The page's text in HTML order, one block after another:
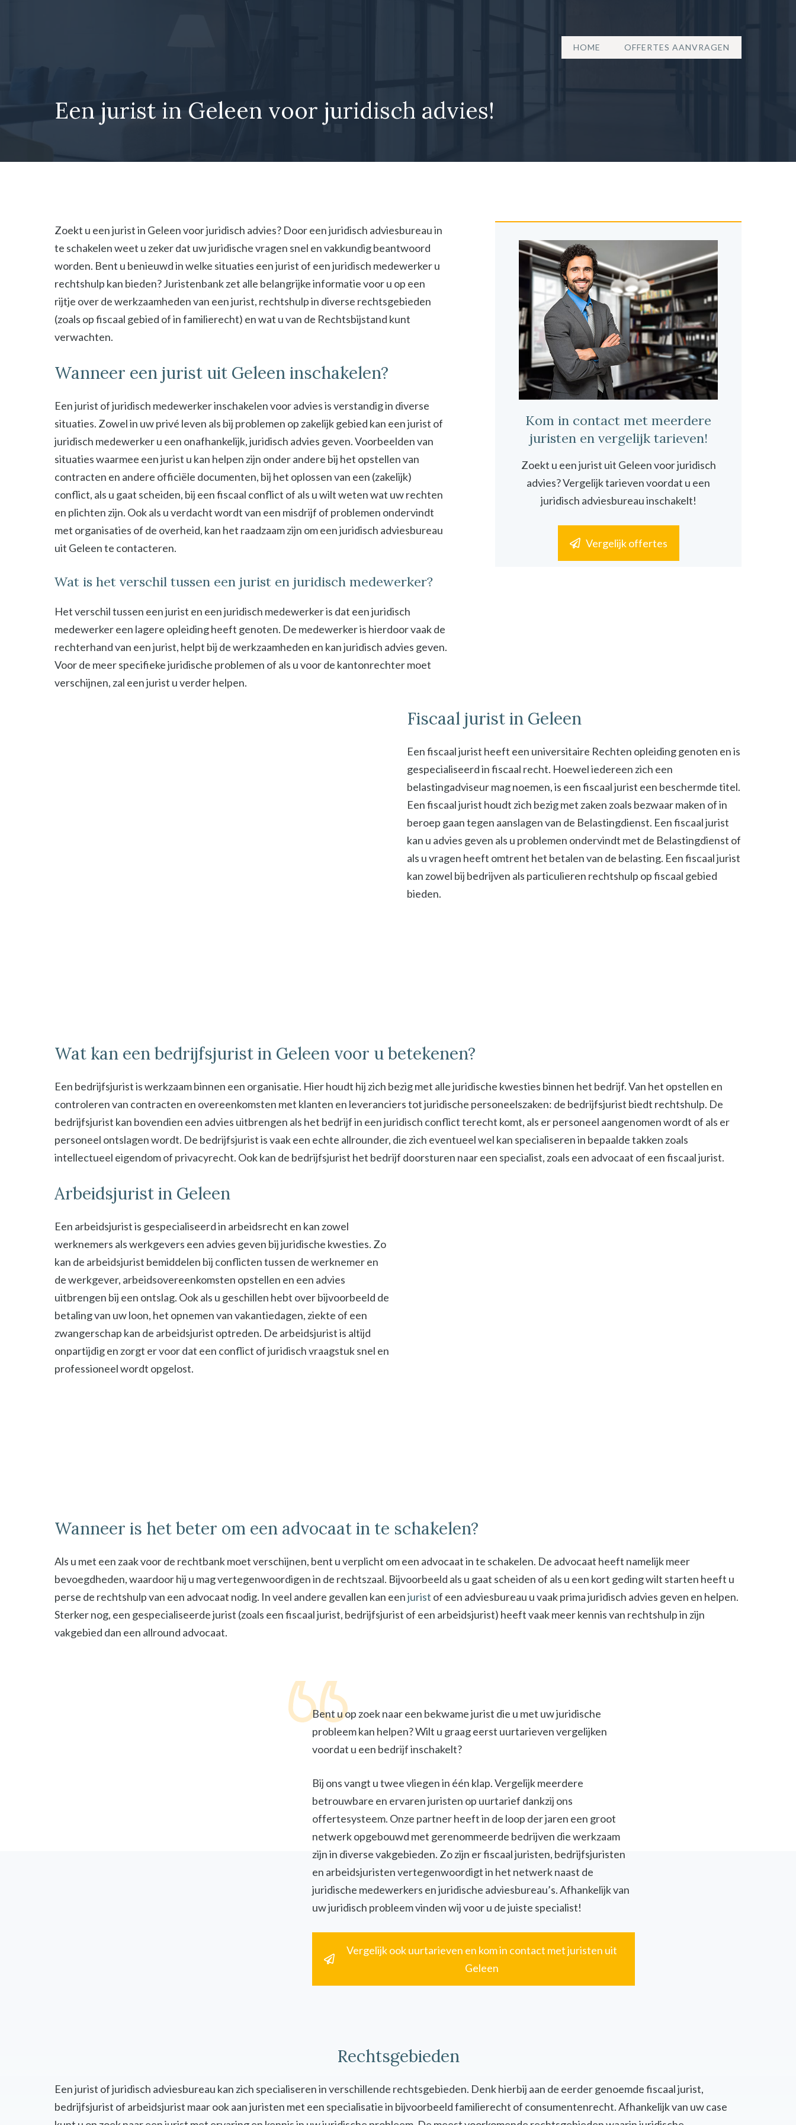
HOME OFFERTES AANVRAGEN
Een jurist in Geleen voor juridisch advies!
Zoekt u een jurist in Geleen voor juridisch advies? Door een juridisch adviesbureau in
te schakelen weet u zeker dat uw juridische vragen snel en vakkundig beantwoord
worden. Bent u benieuwd in welke situaties een jurist of een juridisch medewerker u
rechtshulp kan bieden? Juristenbank zet alle belangrijke informatie voor u op een
rijtje over de werkzaamheden van een jurist, rechtshulp in diverse rechtsgebieden
(zoals op fiscaal gebied of in familierecht) en wat u van de Rechtsbijstand kunt
verwachten.
Wanneer een jurist uit Geleen inschakelen?
Een jurist of juridisch medewerker inschakelen voor advies is verstandig in diverse
situaties. Zowel in uw privé leven als bij problemen op zakelijk gebied kan een jurist of
juridisch medewerker u een onafhankelijk, juridisch advies geven. Voorbeelden van
situaties waarmee een jurist u kan helpen zijn onder andere bij het opstellen van
contracten en andere officiële documenten, bij het oplossen van een (zakelijk)
conflict, als u gaat scheiden, bij een fiscaal conflict of als u wilt weten wat uw rechten
en plichten zijn. Ook als u verdacht wordt van een misdrijf of problemen ondervindt
met organisaties of de overheid, kan het raadzaam zijn om een juridisch adviesbureau
uit Geleen te contacteren.
Wat is het verschil tussen een jurist en juridisch medewerker?
Het verschil tussen een jurist en een juridisch medewerker is dat een juridisch
medewerker een lagere opleiding heeft genoten. De medewerker is hierdoor vaak de
rechterhand van een jurist, helpt bij de werkzaamheden en kan juridisch advies geven.
Voor de meer specifieke juridische problemen of als u voor de kantonrechter moet
verschijnen, zal een jurist u verder helpen.
Kom in contact met meerdere
juristen en vergelijk tarieven!
Zoekt u een jurist uit Geleen voor juridisch
advies? Vergelijk tarieven voordat u een
juridisch adviesbureau inschakelt!
Vergelijk offertes
Fiscaal jurist in Geleen
Een fiscaal jurist heeft een universitaire Rechten opleiding genoten en is
gespecialiseerd in fiscaal recht. Hoewel iedereen zich een
belastingadviseur mag noemen, is een fiscaal jurist een beschermde titel.
Een fiscaal jurist houdt zich bezig met zaken zoals bezwaar maken of in
beroep gaan tegen aanslagen van de Belastingdienst. Een fiscaal jurist
kan u advies geven als u problemen ondervindt met de Belastingdienst of
als u vragen heeft omtrent het betalen van de belasting. Een fiscaal jurist
kan zowel bij bedrijven als particulieren rechtshulp op fiscaal gebied
bieden.
Wat kan een bedrijfsjurist in Geleen voor u betekenen?
Een bedrijfsjurist is werkzaam binnen een organisatie. Hier houdt hij zich bezig met alle juridische kwesties binnen het bedrijf. Van het opstellen en
controleren van contracten en overeenkomsten met klanten en leveranciers tot juridische personeelszaken: de bedrijfsjurist biedt rechtshulp. De
bedrijfsjurist kan bovendien een advies uitbrengen als het bedrijf in een juridisch conflict terecht komt, als er personeel aangenomen wordt of als er
personeel ontslagen wordt. De bedrijfsjurist is vaak een echte allrounder, die zich eventueel wel kan specialiseren in bepaalde takken zoals
intellectueel eigendom of privacyrecht. Ook kan de bedrijfsjurist het bedrijf doorsturen naar een specialist, zoals een advocaat of een fiscaal jurist.
Arbeidsjurist in Geleen
Een arbeidsjurist is gespecialiseerd in arbeidsrecht en kan zowel
werknemers als werkgevers een advies geven bij juridische kwesties. Zo
kan de arbeidsjurist bemiddelen bij conflicten tussen de werknemer en
de werkgever, arbeidsovereenkomsten opstellen en een advies
uitbrengen bij een ontslag. Ook als u geschillen hebt over bijvoorbeeld de
betaling van uw loon, het opnemen van vakantiedagen, ziekte of een
zwangerschap kan de arbeidsjurist optreden. De arbeidsjurist is altijd
onpartijdig en zorgt er voor dat een conflict of juridisch vraagstuk snel en
professioneel wordt opgelost.
Wanneer is het beter om een advocaat in te schakelen?
Als u met een zaak voor de rechtbank moet verschijnen, bent u verplicht om een advocaat in te schakelen. De advocaat heeft namelijk meer
bevoegdheden, waardoor hij u mag vertegenwoordigen in de rechtszaal. Bijvoorbeeld als u gaat scheiden of als u een kort geding wilt starten heeft u
perse de rechtshulp van een advocaat nodig. In veel andere gevallen kan eenjurist of een adviesbureau u vaak prima juridisch advies geven en helpen.
Sterker nog, een gespecialiseerde jurist (zoals een fiscaal jurist, bedrijfsjurist of een arbeidsjurist) heeft vaak meer kennis van rechtshulp in zijn
vakgebied dan een allround advocaat.
Bent u op zoek naar een bekwame jurist die u met uw juridische
probleem kan helpen? Wilt u graag eerst uurtarieven vergelijken
voordat u een bedrijf inschakelt?
Bij ons vangt u twee vliegen in één klap. Vergelijk meerdere
betrouwbare en ervaren juristen op uurtarief dankzij ons
offertesysteem. Onze partner heeft in de loop der jaren een groot
netwerk opgebouwd met gerenommeerde bedrijven die werkzaam
zijn in diverse vakgebieden. Zo zijn er fiscaal juristen, bedrijfsjuristen
en arbeidsjuristen vertegenwoordigt in het netwerk naast de
juridische medewerkers en juridische adviesbureau’s. Afhankelijk van
uw juridisch probleem vinden wij voor u de juiste specialist!
Vergelijk ook uurtarieven en kom in contact met juristen uit
Geleen
Rechtsgebieden
Een jurist of juridisch adviesbureau kan zich specialiseren in verschillende rechtsgebieden. Denk hierbij aan de eerder genoemde fiscaal jurist,
bedrijfsjurist of arbeidsjurist maar ook aan juristen met een specialisatie in bijvoorbeeld familierecht of consumentenrecht. Afhankelijk van uw case